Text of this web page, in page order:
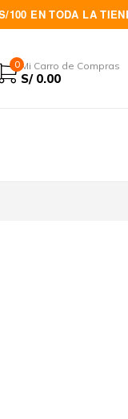
EN TODA LA TIENDA
0 Mi Carro de Compras
S/0.00